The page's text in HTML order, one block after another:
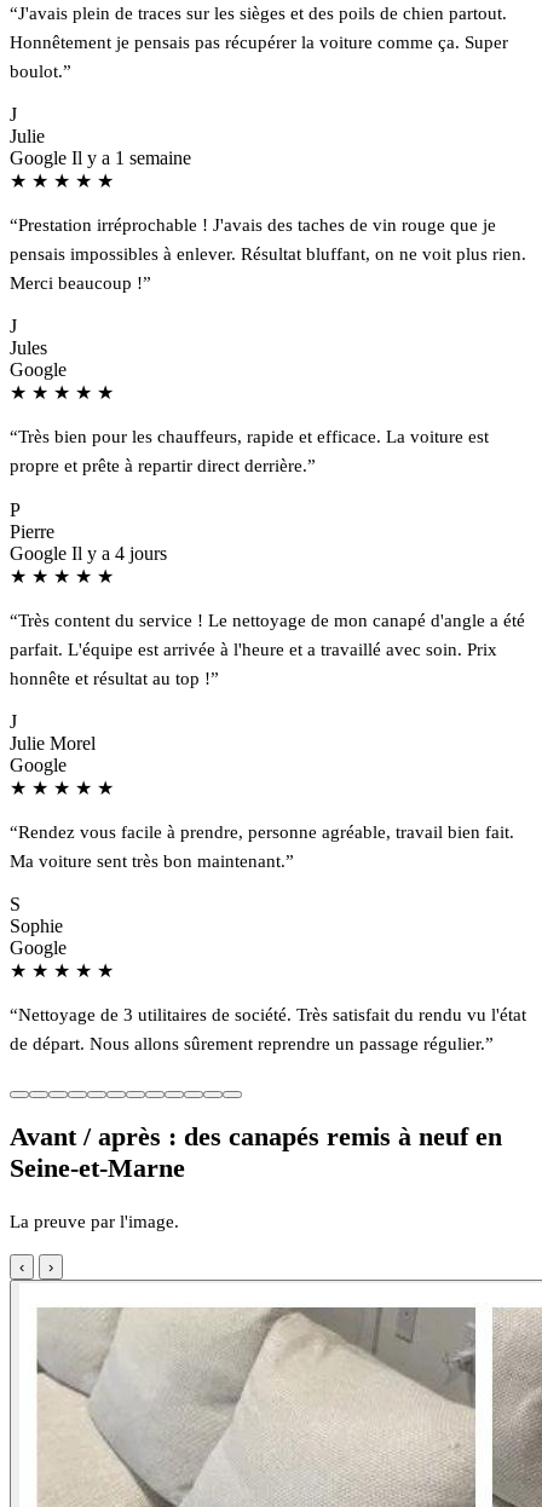
“J'avais plein de traces sur les sièges et des poils de chien partout.
Honnêtement je pensais pas récupérer la voiture comme ça. Super
boulot.”
J
Julie
Google Il y a 1 semaine
★ ★ ★ ★ ★
“Prestation irréprochable ! J'avais des taches de vin rouge que je
pensais impossibles à enlever. Résultat bluffant, on ne voit plus rien.
Merci beaucoup !”
J
Jules
Google
★ ★ ★ ★ ★
“Très bien pour les chauffeurs, rapide et efficace. La voiture est
propre et prête à repartir direct derrière.”
P
Pierre
Google Il y a 4 jours
★ ★ ★ ★ ★
“Très content du service ! Le nettoyage de mon canapé d'angle a été
parfait. L'équipe est arrivée à l'heure et a travaillé avec soin. Prix
honnête et résultat au top !”
J
Julie Morel
Google
★ ★ ★ ★ ★
“Rendez vous facile à prendre, personne agréable, travail bien fait.
Ma voiture sent très bon maintenant.”
S
Sophie
Google
★ ★ ★ ★ ★
“Nettoyage de 3 utilitaires de société. Très satisfait du rendu vu l'état
de départ. Nous allons sûrement reprendre un passage régulier.”
Avant / après : des canapés remis à neuf en
Seine-et-Marne
La preuve par l'image.
‹ ›